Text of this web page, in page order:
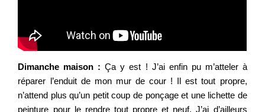
Dimanche maison : Ça y est ! J’ai enfin pu m’atteler à
réparer l’enduit de mon mur de cour ! Il est tout propre,
n’attend plus qu’un petit coup de ponçage et une lichette de
peinture pour le rendre tout propre et neuf. J’ai d’ailleurs